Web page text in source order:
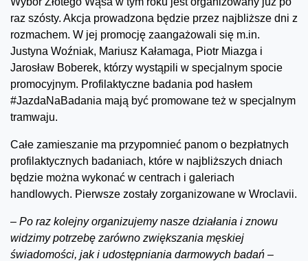
raz szósty. Akcja prowadzona będzie przez najbliższe dni z
rozmachem. W jej promocję zaangażowali się m.in.
Justyna Woźniak, Mariusz Kałamaga, Piotr Miazga i
Jarosław Boberek, którzy wystąpili w specjalnym spocie
promocyjnym. Profilaktyczne badania pod hasłem
#JazdaNaBadania mają być promowane też w specjalnym
tramwaju.
Całe zamieszanie ma przypomnieć panom o bezpłatnych
profilaktycznych badaniach, które w najbliższych dniach
będzie można wykonać w centrach i galeriach
handlowych. Pierwsze zostały zorganizowane w Wroclavii.
– Po raz kolejny organizujemy nasze działania i znowu
widzimy potrzebę zarówno zwiększania męskiej
świadomości, jak i udostępniania darmowych badań –